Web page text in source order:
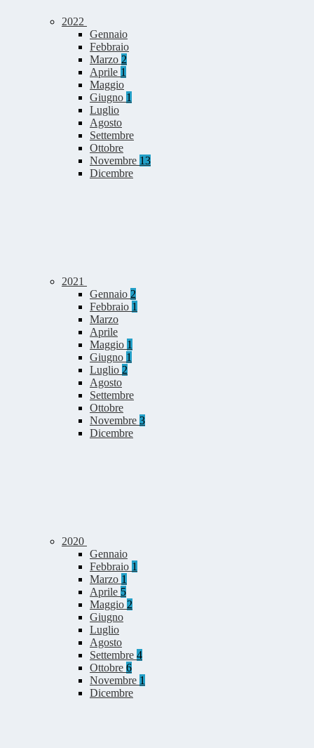
2022
Gennaio
Febbraio
Marzo 2
Aprile 1
Maggio
Giugno 1
Luglio
Agosto
Settembre
Ottobre
Novembre 13
Dicembre
2021
Gennaio 2
Febbraio 1
Marzo
Aprile
Maggio 1
Giugno 1
Luglio 2
Agosto
Settembre
Ottobre
Novembre 3
Dicembre
2020
Gennaio
Febbraio 1
Marzo 1
Aprile 5
Maggio 2
Giugno
Luglio
Agosto
Settembre 4
Ottobre 6
Novembre 1
Dicembre